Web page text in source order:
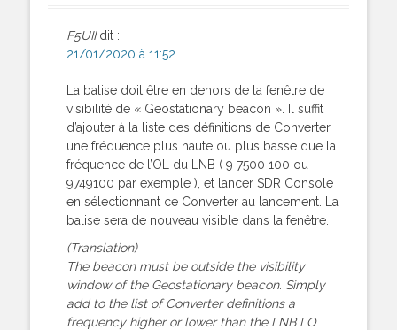
F5UII dit :
21/01/2020 à 11:52
La balise doit être en dehors de la fenêtre de
visibilité de « Geostationary beacon ». Il suffit
d’ajouter à la liste des définitions de Converter
une fréquence plus haute ou plus basse que la
fréquence de l’OL du LNB ( 9 7500 100 ou
9749100 par exemple ), et lancer SDR Console
en sélectionnant ce Converter au lancement. La
balise sera de nouveau visible dans la fenêtre.
(Translation)
The beacon must be outside the visibility
window of the Geostationary beacon. Simply
add to the list of Converter definitions a
frequency higher or lower than the LNB LO